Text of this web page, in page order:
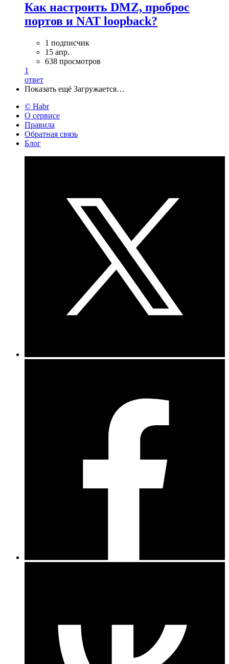
Как настроить DMZ, проброс
портов и NAT loopback?
1 подписчик
15 апр.
638 просмотров
1
ответ
Показать ещё Загружается…
© Habr
О сервисе
Правила
Обратная связь
Блог